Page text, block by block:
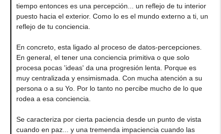
tiempo entonces es una percepción... un reflejo de tu interior
puesto hacia el exterior. Como lo es el mundo externo a ti, un
reflejo de tu conciencia.
En concreto, esta ligado al proceso de datos-percepciones.
En general, el tener una conciencia primitiva o que solo
procesa pocas 'ideas' da una progresión lenta. Porque es
muy centralizada y ensimismada. Con mucha atención a su
persona o a su Yo. Por lo tanto no percibe mucho de lo que
rodea a esa conciencia.
Se caracteriza por cierta paciencia desde un punto de vista
cuando en paz... y una tremenda impaciencia cuando las